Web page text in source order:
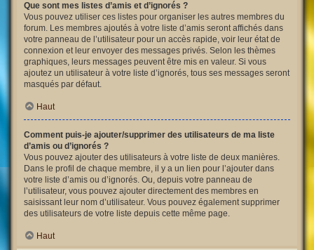
Que sont mes listes d’amis et d’ignorés ?
Vous pouvez utiliser ces listes pour organiser les autres membres du
forum. Les membres ajoutés à votre liste d’amis seront affichés dans
votre panneau de l’utilisateur pour un accès rapide, voir leur état de
connexion et leur envoyer des messages privés. Selon les thèmes
graphiques, leurs messages peuvent être mis en valeur. Si vous
ajoutez un utilisateur à votre liste d’ignorés, tous ses messages seront
masqués par défaut.
Haut
Comment puis-je ajouter/supprimer des utilisateurs de ma liste
d’amis ou d’ignorés ?
Vous pouvez ajouter des utilisateurs à votre liste de deux manières.
Dans le profil de chaque membre, il y a un lien pour l’ajouter dans
votre liste d’amis ou d’ignorés. Ou, depuis votre panneau de
l’utilisateur, vous pouvez ajouter directement des membres en
saisissant leur nom d’utilisateur. Vous pouvez également supprimer
des utilisateurs de votre liste depuis cette même page.
Haut